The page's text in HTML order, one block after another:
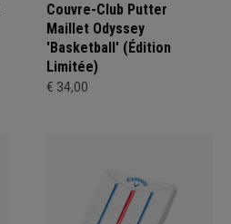
Couvre-Club Putter
Maillet Odyssey
'Basketball' (Édition
Limitée)
€ 34,00